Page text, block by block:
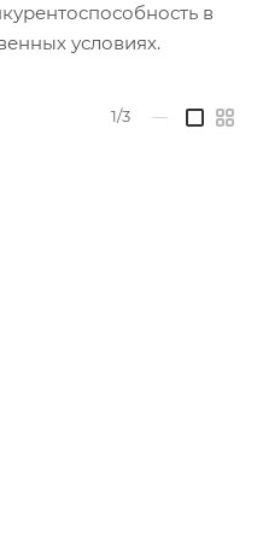
в
условиях.
1/3 —